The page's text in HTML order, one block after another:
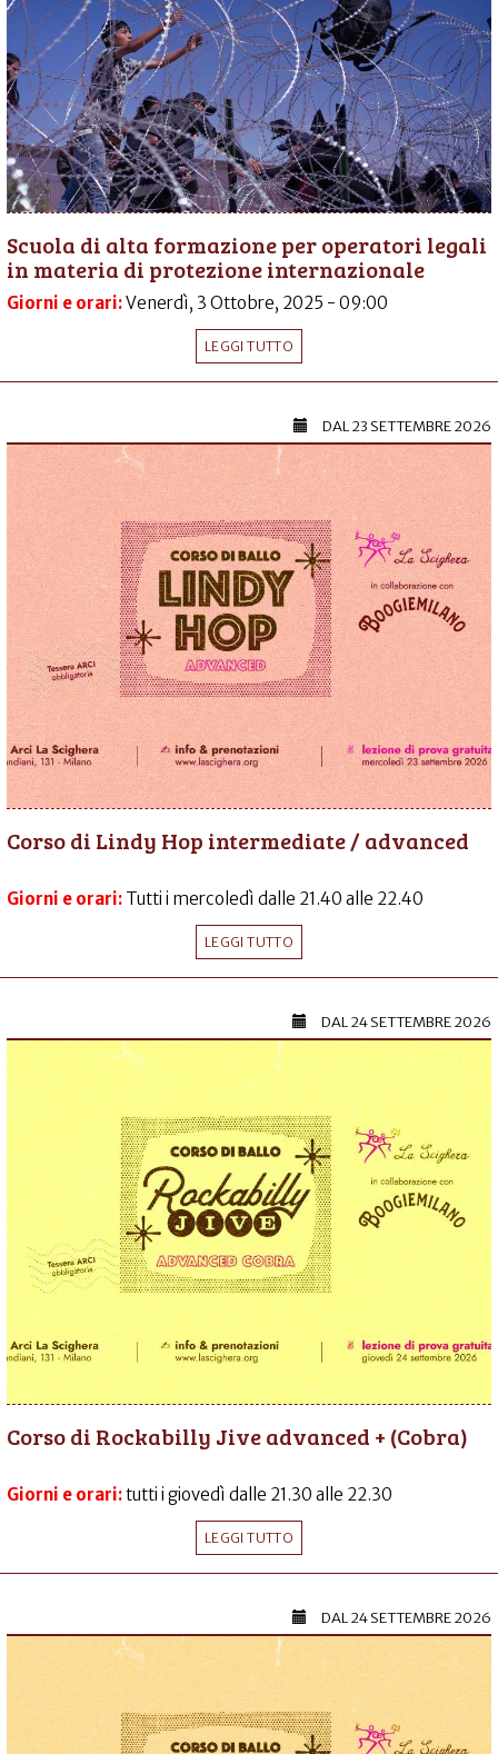
Scuola di alta formazione per operatori legali
in materia di protezione internazionale
Giorni e orari:Venerdì, 3 Ottobre, 2025 - 09:00
LEGGI TUTTO
DAL23 SETTEMBRE 2026
Corso di Lindy Hop intermediate / advanced
Giorni e orari: Tutti i mercoledì dalle 21.40 alle 22.40
LEGGI TUTTO
DAL24 SETTEMBRE 2026
Corso di Rockabilly Jive advanced + (Cobra)
Giorni e orari:tutti i giovedì dalle 21.30 alle 22.30
LEGGI TUTTO
DAL24 SETTEMBRE 2026